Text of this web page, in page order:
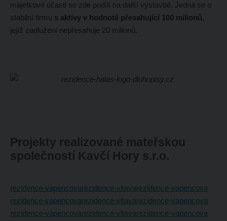
majetkové účasti se zde podílí na další výstavbě. Jedná se o
stabilní firmu s aktivy v hodnotě přesahující 100 milionů,
jejíž zadlužení nepřesahuje 20 milionů.
Projekty realizované mateřskou
společností Kavčí Hory s.r.o.
rezidence-vapencovarezidence-vltavarezidence-vapencova
rezidence-vapencovarezidence-vltavarezidence-vapencova
rezidence-vapencovarezidence-vltavarezidence-vapencova